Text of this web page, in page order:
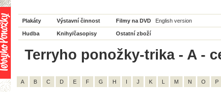
Plakáty Výstavní činnost Filmy na DVD English version
Hudba Knihy/časopisy Ostatní zboží
Terryho ponožky-trika - A -
A B C D E F G H I J K L M N O P